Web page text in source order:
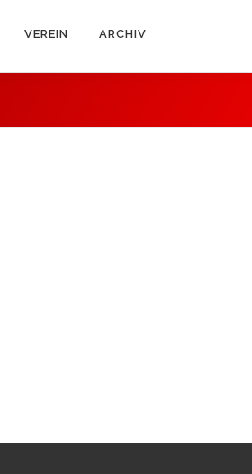
VEREIN ARCHIV